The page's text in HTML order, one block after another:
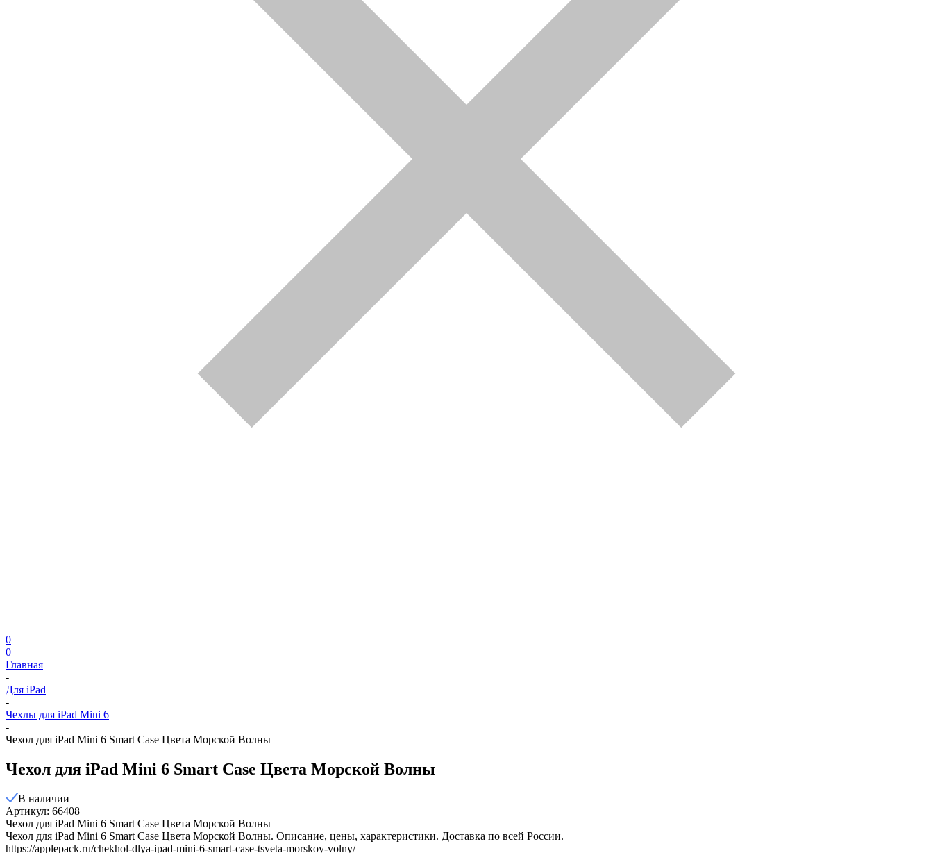
0
0
Главная
-
Для iPad
-
Чехлы для iPad Mini 6
-
Чехол для iPad Mini 6 Smart Case Цвета Морской Волны
Чехол для iPad Mini 6 Smart Case Цвета Морской Волны
В наличии
Артикул: 66408
Чехол для iPad Mini 6 Smart Case Цвета Морской Волны
Чехол для iPad Mini 6 Smart Case Цвета Морской Волны. Описание, цены, характеристики. Доставка по всей России.
https://applepack.ru/chekhol-dlya-ipad-mini-6-smart-case-tsveta-morskoy-volny/